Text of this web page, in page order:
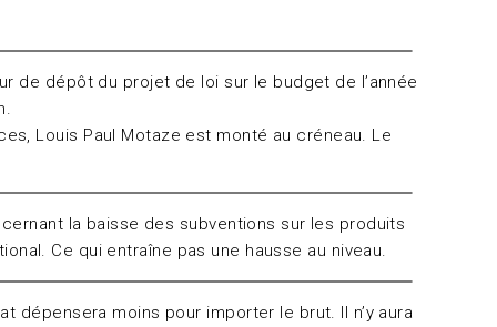
de dépôt du projet de loi sur le budget de l’année
Louis Paul Motaze est monté au créneau. Le
la baisse des subventions sur les produits
Ce qui entraîne pas une hausse au niveau.
dépensera moins pour importer le brut. Il n’y aura